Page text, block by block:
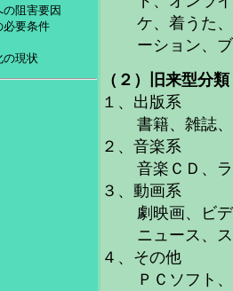
阻害要因
必要条件
の現状
ケ、着うた
ーション、
（２）旧来型分類
１、出版系
書籍、雑誌
２、音楽系
音楽ＣＤ、
３、動画系
劇映画、ビ
ニュース、
４、その他
ＰＣソフト